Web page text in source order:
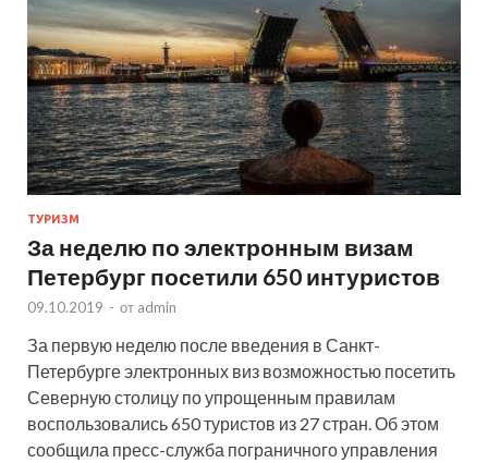
ТУРИЗМ
За неделю по электронным визам
Петербург посетили 650 интуристов
09.10.2019 - от admin
За первую неделю после введения в Санкт-
Петербурге электронных виз возможностью посетить
Северную столицу по упрощенным правилам
воспользовались 650 туристов из 27 стран. Об этом
сообщила пресс-служба пограничного управления